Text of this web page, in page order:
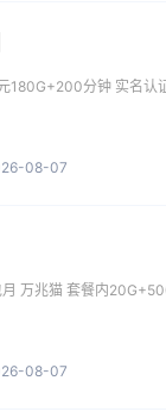
分钟 实名认
08-07
万兆猫 套餐内
08-07